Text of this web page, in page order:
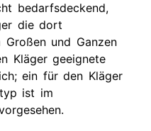
bedarfsdeckend,
die dort
Großen und Ganzen
Kläger geeignete
ein für den Kläger
ist im